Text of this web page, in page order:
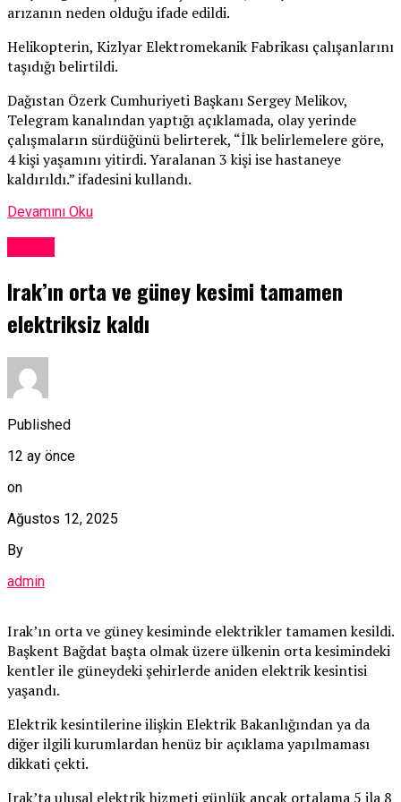
arızanın neden olduğu ifade edildi.
Helikopterin, Kizlyar Elektromekanik Fabrikası çalışanlarını
taşıdığı belirtildi.
Dağıstan Özerk Cumhuriyeti Başkanı Sergey Melikov,
Telegram kanalından yaptığı açıklamada, olay yerinde
çalışmaların sürdüğünü belirterek, “İlk belirlemelere göre,
4 kişi yaşamını yitirdi. Yaralanan 3 kişi ise hastaneye
kaldırıldı.” ifadesini kullandı.
Devamını Oku
Irak’ın orta ve güney kesimi tamamen
elektriksiz kaldı
Published
12 ay önce
on
Ağustos 12, 2025
By
admin
Irak’ın orta ve güney kesiminde elektrikler tamamen kesildi.
Başkent Bağdat başta olmak üzere ülkenin orta kesimindeki
kentler ile güneydeki şehirlerde aniden elektrik kesintisi
yaşandı.
Elektrik kesintilerine ilişkin Elektrik Bakanlığından ya da
diğer ilgili kurumlardan henüz bir açıklama yapılmaması
dikkati çekti.
Irak’ta ulusal elektrik hizmeti günlük ancak ortalama 5 ila 8